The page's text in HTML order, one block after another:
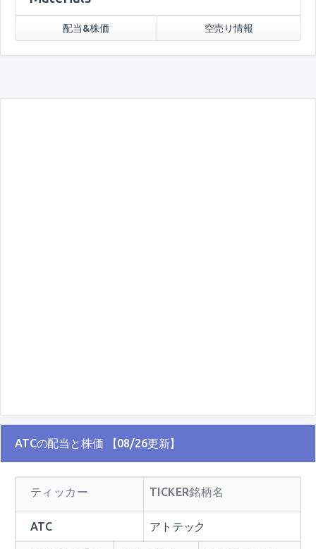
配当&株価 空売り情報
ATCの配当と株価 【08/26更新】
ティッカー TICKER銘柄名
ATC アトテック